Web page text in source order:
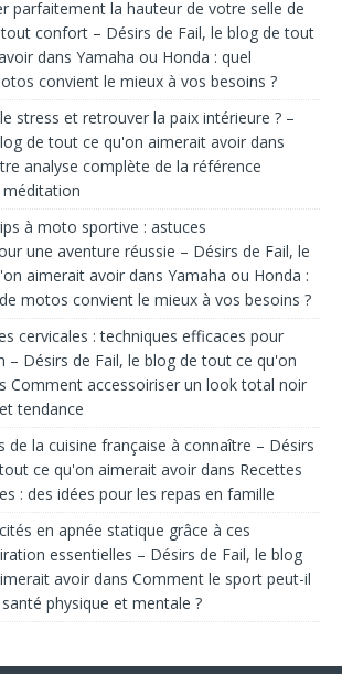
parfaitement la hauteur de votre selle de
confort – Désirs de Fail, le blog de tout
dans Yamaha ou Honda : quel
convient le mieux à vos besoins ?
stress et retrouver la paix intérieure ? –
de tout ce qu'on aimerait avoir dans
analyse complète de la référence
à moto sportive : astuces
une aventure réussie – Désirs de Fail, le
aimerait avoir dans Yamaha ou Honda :
motos convient le mieux à vos besoins ?
cervicales : techniques efficaces pour
– Désirs de Fail, le blog de tout ce qu'on
Comment accessoiriser un look total noir
tendance
de la cuisine française à connaître – Désirs
ce qu'on aimerait avoir dans Recettes
: des idées pour les repas en famille
en apnée statique grâce à ces
essentielles – Désirs de Fail, le blog
avoir dans Comment le sport peut-il
physique et mentale ?